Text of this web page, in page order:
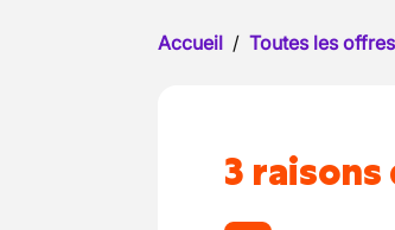
Accueil / Toutes les
3 raisons